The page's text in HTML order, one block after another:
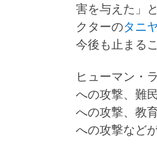
害を与えた」
クターのタニ
今後も止まる
ヒューマン・
への攻撃、難
への攻撃、教
への攻撃などが